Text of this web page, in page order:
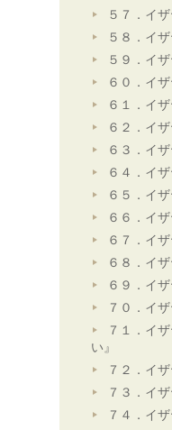
５７．イ
５８．イ
５９．イ
６０．イ
６１．イ
６２．イ
６３．イ
６４．イ
６５．イ
６６．イ
６７．イ
６８．イ
６９．イ
７０．イ
７１．イ
い』
７２．イ
７３．イ
７４．イ